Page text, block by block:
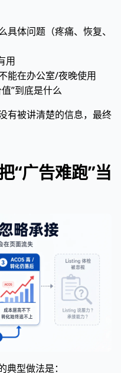
体问题（疼痛、恢复、
用
能在办公室/夜晚使用
”到底是什么
有被讲清楚的信息，最终
“广告难跑”当
型做法是：